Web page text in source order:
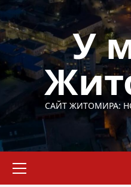
Перейти
до
вмісту
У
САЙТ ЖИТОМИРА:
меню